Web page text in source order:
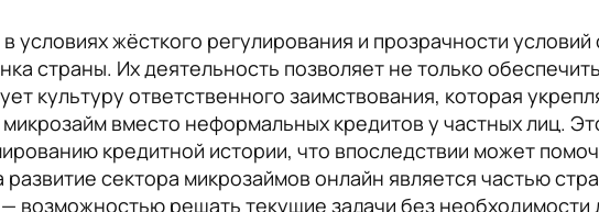
жёсткого регулирования и прозрачности условий
страны. Их деятельность позволяет не только
культуру ответственного заимствования, которая
вместо неформальных кредитов у частных лиц.
кредитной истории, что впоследствии может
сектора микрозаймов онлайн является частью
возможностью решать текущие задачи без необходимости